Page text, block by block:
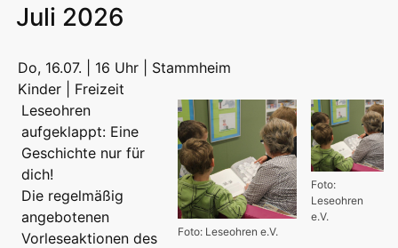
Juli 2026
Do, 16.07. | 16 Uhr | Stammheim
Kinder | Freizeit
Foto:
Leseohren
e.V.
Foto: Leseohren e.V.
Leseohren
aufgeklappt: Eine
Geschichte nur für
dich!
Die regelmäßig
angebotenen
Vorleseaktionen des